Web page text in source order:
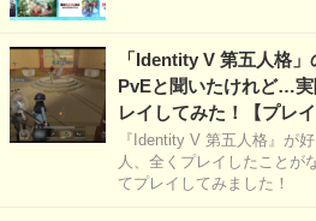
「Identity V 第五人格
PvEと聞いたけれど…
レイしてみた！【プレイ
『Identity V 第五人格』が
人、全くプレイしたことが
てプレイしてみました！